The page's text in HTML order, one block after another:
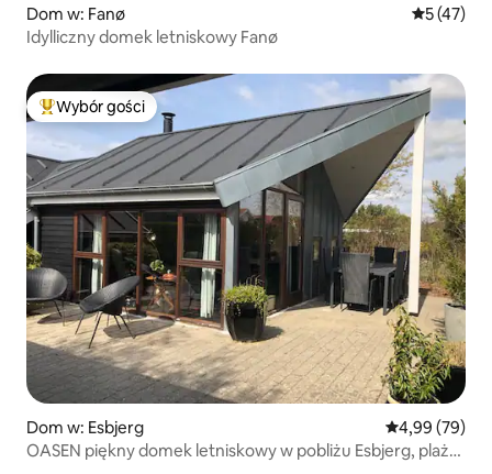
Dom w: Fanø Średnia
5 (47)
Idylliczny domek letniskowy Fanø
Najpopularniejsze z kategorii Wybór gości
Wybór gości
Dom w: Esbjerg Średnia
4,99 (79)
OASEN piękny domek letniskowy w pobliżu Esbjerg, plaża i